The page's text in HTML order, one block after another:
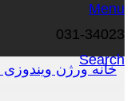
Menu
031-34023
Search
خانهورژن ویندوزی